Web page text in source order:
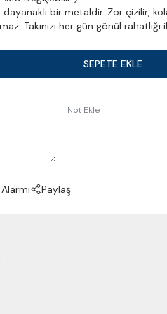
bir metaldir. Zor çizilir,
Takınızı her gün gönül rahatlığı
SEPETE EKLE
Not Ekle
Paylaş